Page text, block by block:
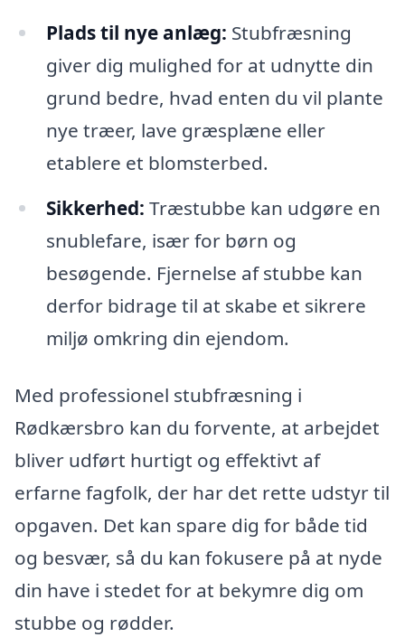
Plads til nye anlæg: Stubfræsning
giver dig mulighed for at udnytte din
grund bedre, hvad enten du vil plante
nye træer, lave græsplæne eller
etablere et blomsterbed.
Sikkerhed: Træstubbe kan udgøre en
snublefare, især for børn og
besøgende. Fjernelse af stubbe kan
derfor bidrage til at skabe et sikrere
miljø omkring din ejendom.
Med professionel stubfræsning i
Rødkærsbro kan du forvente, at arbejdet
bliver udført hurtigt og effektivt af
erfarne fagfolk, der har det rette udstyr til
opgaven. Det kan spare dig for både tid
og besvær, så du kan fokusere på at nyde
din have i stedet for at bekymre dig om
stubbe og rødder.